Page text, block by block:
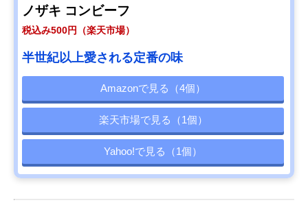
ノザキ コンビーフ
税込み500円（楽天市場）
半世紀以上愛される定番の味
Amazonで見る（4個）
楽天市場で見る（1個）
Yahoo!で見る（1個）